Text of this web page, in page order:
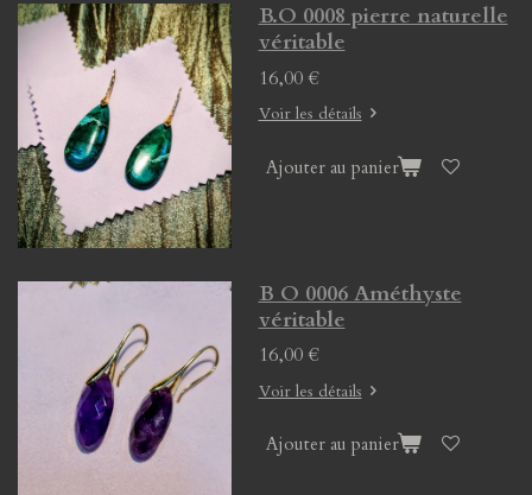
B.O 0008 pierre naturelle
véritable
16,00 €
Voir les détails
Ajouter au panier
B O 0006 Améthyste
véritable
16,00 €
Voir les détails
Ajouter au panier